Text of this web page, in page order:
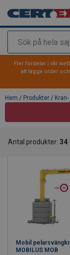
Sök
tillagd i varukorg
Fler fördelar i vår
att lägga order
Hem / Produkter /
Antal produkter: 34
Mobil
MOBILUS MOB